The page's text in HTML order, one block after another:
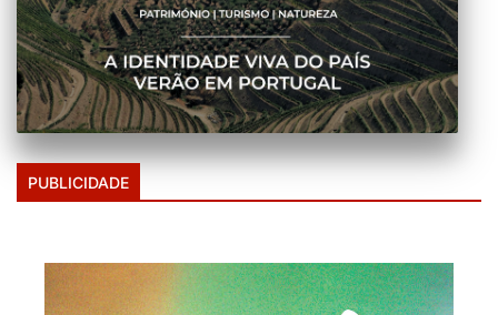
PUBLICIDADE